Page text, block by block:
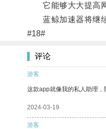
它能够大大提高网
蓝鲸加速器将继续
#18#
评论
游客
这款app就像我的私人助理，
2024-03-19
游客